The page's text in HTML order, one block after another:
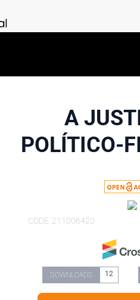
A
POLÍTICO-
CODE: 211006420
DOWNLOADS 12